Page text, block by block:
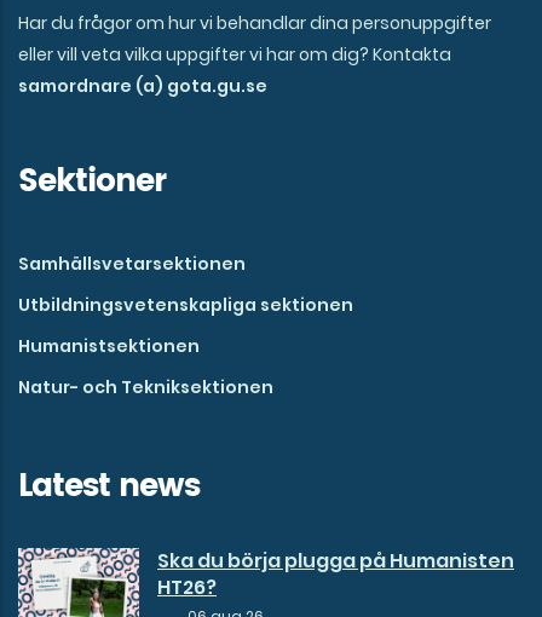
Har du frågor om hur vi behandlar dina personuppgifter
eller vill veta vilka uppgifter vi har om dig? Kontakta
samordnare (a) gota.gu.se
Sektioner
Samhällsvetarsektionen
Utbildningsvetenskapliga sektionen
Humanistsektionen
Natur- och Tekniksektionen
Latest news
Ska du börja plugga på Humanisten
HT26?